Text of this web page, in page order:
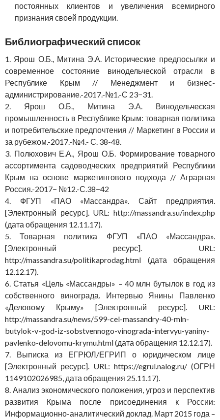
постоянных клиентов и увеличения всемирного
признания своей продукции.
Библиографический список
1. Ярош О.Б., Митина Э.А. Исторические предпосылки и
современное состояние винодельческой отрасли в
Республике Крым // Менеджмент и бизнес-
администрирование.-2017.-№1.-С 23−31.
2. Ярош О.Б., Митина Э.А. Винодельческая
промышленность в Республике Крым: товарная политика
и потребительские предпочтения // Маркетинг в России и
за рубежом.-2017.-№4.- С. 38-48.
3. Полюхович Е.А., Ярош О.Б. Формирование товарного
ассортимента садоводческих предприятий Республики
Крым на основе маркетингового подхода // Аграрная
Россия.-2017− №12.-С.38−42
4. ФГУП «ПАО «Массандра». Сайт предприятия.
[Электронный ресурс]. URL: http://massandra.su/index.php
(дата обращения 12.11.17).
5. Товарная политика ФГУП «ПАО «Массандра».
[Электронный ресурс]. URL:
http://massandra.su/politikaprodag.html (дата обращения
12.12.17).
6. Статья «Цель «Массандры» – 40 млн бутылок в год из
собственного винограда. Интервью Янины Павленко
«Деловому Крыму» [Электронный ресурс]. URL:
http://massandra.su/news/599-cel-massandry-40-mln-
butylok-v-god-iz-sobstvennogo-vinograda-intervyu-yaniny-
pavlenko-delovomu-krymu.html (дата обращения 12.12.17).
7. Выписка из ЕГРЮЛ/ЕГРИП о юридическом лице
[Электронный ресурс]. URL: https://egrul.nalog.ru/ (ОГРН
1149102026985, дата обращения 25.11.17).
8. Анализ экономического положения, угроз и перспектив
развития Крыма после присоединения к России:
Информационно-аналитический доклад. Март 2015 года –